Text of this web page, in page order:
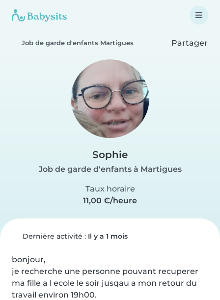
Job de garde d'enfants Martigues Partager
Sophie
Job de garde d'enfants à Martigues
Taux horaire
11,00 €/heure
Dernière activité : Il y a 1 mois
bonjour,
je recherche une personne pouvant recuperer
ma fille a l ecole le soir jusqau a mon retour du
travail environ 19h00.